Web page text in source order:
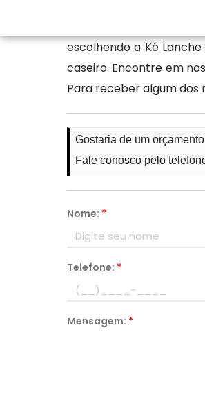
escolhendo a Ké
caseiro. Encontre em
Para receber algum dos
Gostaria de um
Fale conosco pelo
Nome: *
Telefone: *
Mensagem: *